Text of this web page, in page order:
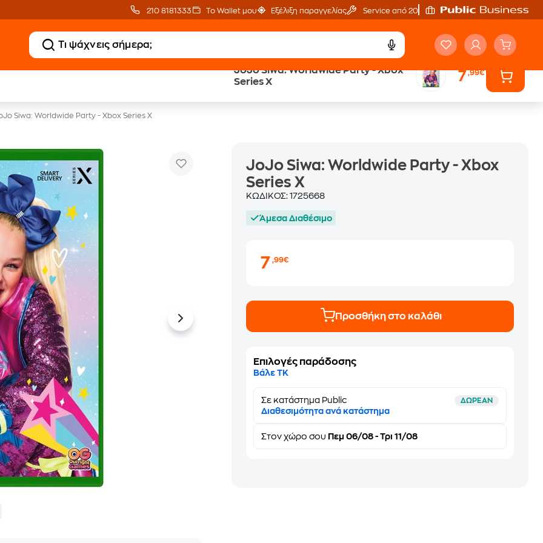
210 8181333 Το Wallet μου Εξέλιξη παραγγελίας Service από 20'
JoJo Siwa: Worldwide Party - Xbox
Series X
7,99€
Δωρεάν BoxNow
Siwa: Worldwide Party - Xbox Series X
JoJo Siwa: Worldwide Party - Xbox
Series X
ΚΩΔΙΚΟΣ:1725668
Άμεσα Διαθέσιμο
7,99€
Προσθήκη στο καλάθι
Επιλογές παράδοσης
Βάλε ΤΚ
Σε κατάστημα Public ΔΩΡΕΑΝ
Διαθεσιμότητα ανά κατάστημα
Στονχώρο σου Πεμ 06/08 - Τρι 11/08